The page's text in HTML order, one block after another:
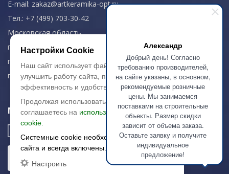
Александр
Добрый день! Согласно
требованию производителей,
на сайте указаны, в основном,
рекомендуемые розничные
цены. Мы занимаемся
поставками на строительные
объекты. Размер скидки
зависит от объема заказа.
Оставьте заявку и получите
индивидуальное
предложение!
E-mail: zakaz@artkeramika-opt.ru
Тел.: +7 (499) 703-30-42
Московская область,
г. Красногорск
пн-чт: 09.00-18.00
пт: 09.00-17.00
Мы в соц. сетях
Настройки Cookie
Наш сайт использует файлы cookie, чтобы
улучшить работу сайта, повысить его
эффективность и удобство.
Продолжая использовать сайт, вы
соглашаетесь на использование файлов
cookie.
Системные cookie необходимы для работы
сайта и всегда включены.
Настроить